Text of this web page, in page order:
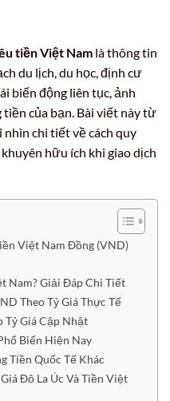
tiền Việt Nam là thông tin
du lịch, du học, định cư
biến động liên tục, ảnh
của bạn. Bài viết này từ
nhìn chi tiết về cách quy
hữu ích khi giao dịch
Việt Nam Đồng (VND)
Nam? Giải Đáp Chi Tiết
Theo Tỷ Giá Thực Tế
Tỷ Giá Cập Nhật
Biến Hiện Nay
Tiền Quốc Tế Khác
Đô La Úc Và Tiền Việt